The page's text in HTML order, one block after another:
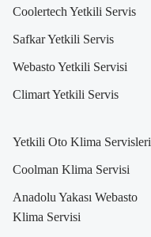
Coolertech Yetkili Servis
Safkar Yetkili Servis
Webasto Yetkili Servisi
Climart Yetkili Servis
Yetkili Oto Klima Servisleri
Coolman Klima Servisi
Anadolu Yakası Webasto
Klima Servisi